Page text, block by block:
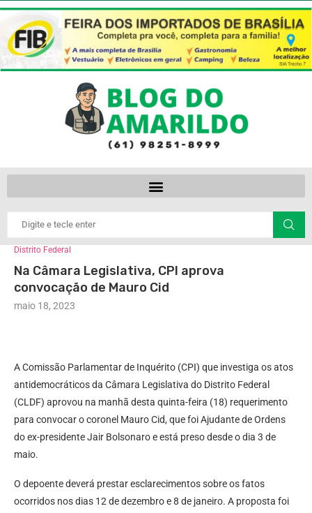
Distrito Federal
Na Câmara Legislativa, CPI aprova
convocação de Mauro Cid
maio 18, 2023
A Comissão Parlamentar de Inquérito (CPI) que investiga os atos
antidemocráticos da Câmara Legislativa do Distrito Federal
(CLDF) aprovou na manhã desta quinta-feira (18) requerimento
para convocar o coronel Mauro Cid, que foi Ajudante de Ordens
do ex-presidente Jair Bolsonaro e está preso desde o dia 3 de
maio.
O depoente deverá prestar esclarecimentos sobre os fatos
ocorridos nos dias 12 de dezembro e 8 de janeiro. A proposta foi